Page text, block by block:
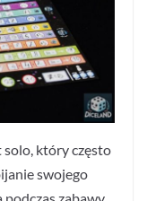
solo, który często
swojego